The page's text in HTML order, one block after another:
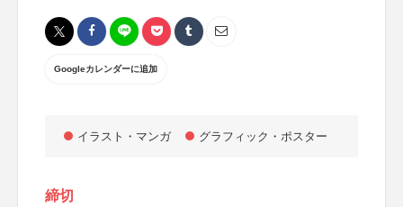
Googleカレンダーに追加
イラスト・マンガ グラフィック・ポスター
締切